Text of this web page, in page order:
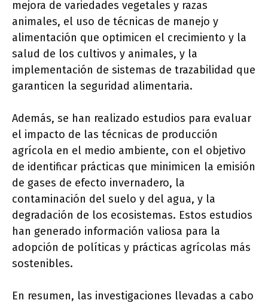
mejora de variedades vegetales y razas
animales, el uso de técnicas de manejo y
alimentación que optimicen el crecimiento y la
salud de los cultivos y animales, y la
implementación de sistemas de trazabilidad que
garanticen la seguridad alimentaria.
Además, se han realizado estudios para evaluar
el impacto de las técnicas de producción
agrícola en el medio ambiente, con el objetivo
de identificar prácticas que minimicen la emisión
de gases de efecto invernadero, la
contaminación del suelo y del agua, y la
degradación de los ecosistemas. Estos estudios
han generado información valiosa para la
adopción de políticas y prácticas agrícolas más
sostenibles.
En resumen, las investigaciones llevadas a cabo